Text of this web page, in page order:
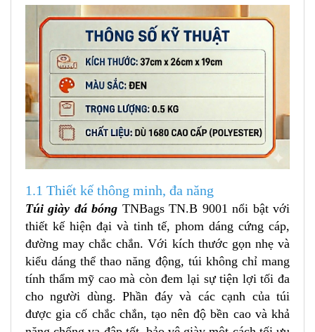
1.1 Thiết kế thông minh, đa năng
Túi giày đá bóng TNBags TN.B 9001 nổi bật với
thiết kế hiện đại và tinh tế, phom dáng cứng cáp,
đường may chắc chắn. Với kích thước gọn nhẹ và
kiểu dáng thể thao năng động, túi không chỉ mang
tính thẩm mỹ cao mà còn đem lại sự tiện lợi tối đa
cho người dùng. Phần đáy và các cạnh của túi
được gia cố chắc chắn, tạo nên độ bền cao và khả